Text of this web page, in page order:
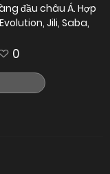
đầu châu Á. Hợp
Jili, Saba,
0